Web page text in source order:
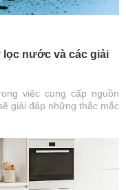
lọc nước và các giải
việc cung cấp nguồn
giải đáp những thắc mắc